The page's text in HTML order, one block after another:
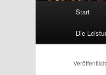
Start
Die